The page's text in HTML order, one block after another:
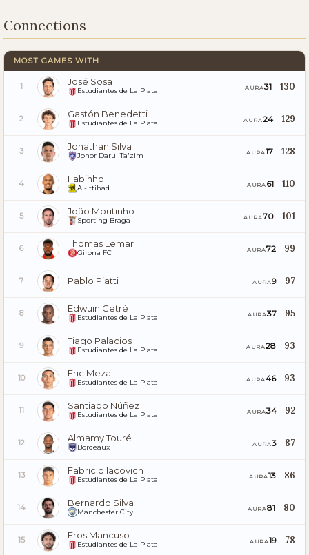
Connections
MOST GAMES WITH
1 José Sosa
Estudiantes de La Plata AURA31 130
2 Gastón Benedetti
Estudiantes de La Plata AURA24 129
3 Jonathan Silva
Johor Darul Ta'zim AURA17 128
4 Fabinho
Al-Ittihad AURA 61 110
5 João Moutinho
Sporting Braga AURA70 101
6 Thomas Lemar
Girona FC AURA72 99
7 Pablo Piatti AURA9 97
8 Edwuin Cetré
Estudiantes de La Plata AURA37 95
9 Tiago Palacios
Estudiantes de La Plata AURA28 93
10 Eric Meza
Estudiantes de La Plata AURA46 93
11 Santiago Núñez
Estudiantes de La Plata AURA34 92
12 Almamy Touré
Bordeaux AURA3 87
13 Fabricio Iacovich
Estudiantes de La Plata AURA13 86
14 Bernardo Silva
Manchester City AURA81 80
15 Eros Mancuso
Estudiantes de La Plata AURA19 78